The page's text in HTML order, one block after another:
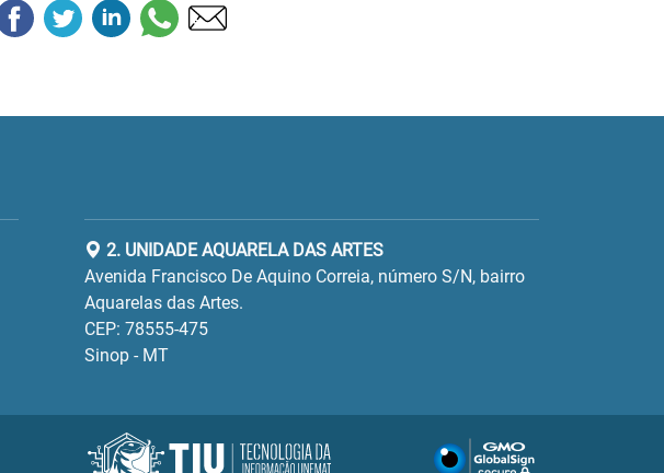
2. UNIDADE AQUARELA DAS ARTES
Avenida Francisco De Aquino Correia, número S/N, bairro
Aquarelas das Artes.
CEP: 78555-475
Sinop - MT